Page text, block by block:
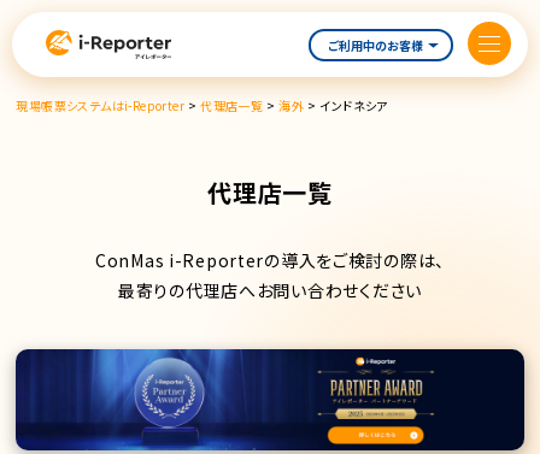
容
ご利用中のお客様
現場帳票システムはi-Reporter >代理店一覧 >海外 > インドネシア
代理店一覧
ConMas i-Reporterの導入をご検討の際は、
最寄りの代理店へお問い合わせください